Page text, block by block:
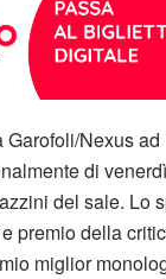
Garofoli/Nexusad
di
del sale. Lo
premio della
miglior